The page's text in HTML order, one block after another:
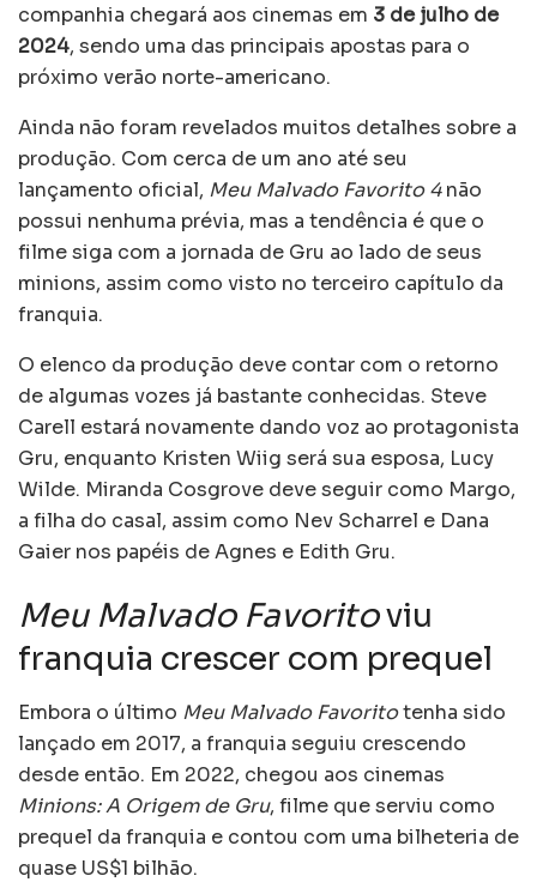
companhia chegará aos cinemas em 3 de julho de
2024, sendo uma das principais apostas para o
próximo verão norte-americano.
Ainda não foram revelados muitos detalhes sobre a
produção. Com cerca de um ano até seu
lançamento oficial, Meu Malvado Favorito 4não
possui nenhuma prévia, mas a tendência é que o
filme siga com a jornada de Gru ao lado de seus
minions, assim como visto no terceiro capítulo da
franquia.
O elenco da produção deve contar com o retorno
de algumas vozes já bastante conhecidas. Steve
Carell estará novamente dando voz ao protagonista
Gru, enquanto Kristen Wiig será sua esposa, Lucy
Wilde. Miranda Cosgrove deve seguir como Margo,
a filha do casal, assim como Nev Scharrel e Dana
Gaier nos papéis de Agnes e Edith Gru.
Meu Malvado Favoritoviu
franquia crescer com prequel
Embora o último Meu Malvado Favoritotenha sido
lançado em 2017, a franquia seguiu crescendo
desde então. Em 2022, chegou aos cinemas
Minions: A Origem de Gru, filme que serviu como
prequel da franquia e contou com uma bilheteria de
quase US$1 bilhão.